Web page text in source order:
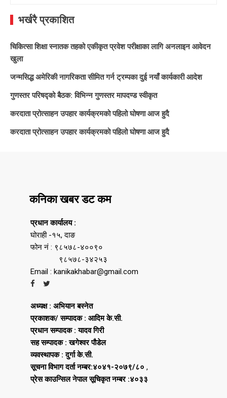
भर्खरै प्रकाशित
चिकित्सा शिक्षा स्नातक तहको एकीकृत प्रवेश परीक्षाका लागि अनलाइन आवेदन
खुला
जन्मसिद्ध अमेरिकी नागरिकता सीमित गर्न ट्रम्पका दुई नयाँ कार्यकारी आदेश
गुणस्तर परिषद्को बैठक: विभिन्न गुणस्तर मापदण्ड स्वीकृत
करदाता प्रोत्साहन उपहार कार्यक्रमको पहिलो घोषणा आज हुदै
करदाता प्रोत्साहन उपहार कार्यक्रमको पहिलो घोषणा आज हुदै
कनिका खबर डट कम
प्रधान कार्यालय :
घोराही -१५, दाङ
फोन नं : ९८५७८-४००९०
९८५७८-३४२५३
Email : kanikakhabar@gmail.com
अध्यक्ष : अभियान बस्नेत
प्रकाशक/ सम्पादक : आदिम के.सी.
प्रधान सम्पादक : यादव गिरी
सह सम्पादक : खगेश्वर पौडेल
व्यवस्थापक : दुर्गा के.सी.
सूचना विभाग दर्ता नम्बर:४०४१-२०७९/८० ,
प्रेस काउन्सिल नेपाल सूचिकृत नम्बर :४०३३